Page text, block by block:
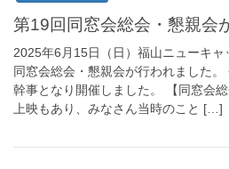
第19回同窓会総会・懇親会
2025年6月15日（日）福山ニューキャ
同窓会総会・懇親会が行われました
幹事となり開催しました。 【同窓会
上映もあり、みなさん当時のこと […]